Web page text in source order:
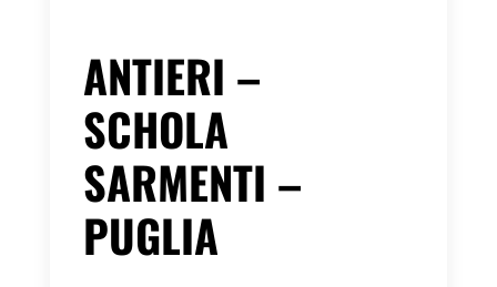
ANTIERI –
SCHOLA
SARMENTI –
PUGLIA